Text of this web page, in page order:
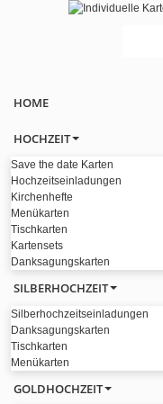
HOME
HOCHZEIT
Save the date Karten
Hochzeitseinladungen
Kirchenhefte
Menükarten
Tischkarten
Kartensets
Danksagungskarten
SILBERHOCHZEIT
Silberhochzeitseinladungen
Danksagungskarten
Tischkarten
Menükarten
GOLDHOCHZEIT